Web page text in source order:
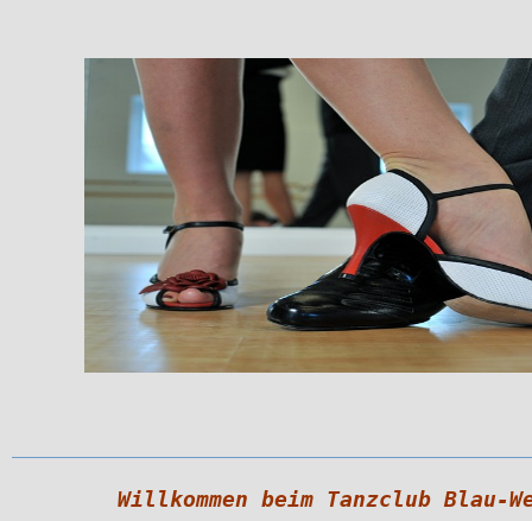
Willkommen beim Tanzclub Blau-